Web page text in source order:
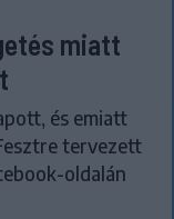
miatt
és emiatt
tervezett
oldalán